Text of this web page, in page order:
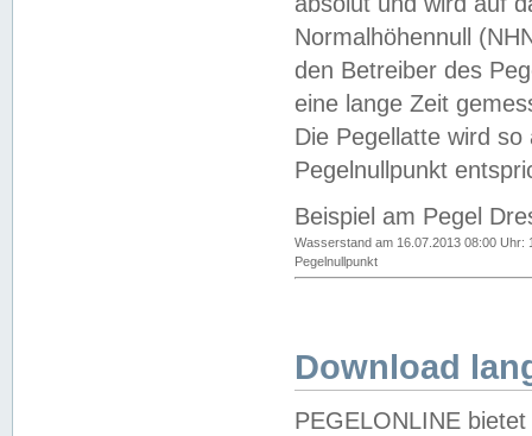
Normalhöhennull
den Betreiber des
eine lange Zeit
Die Pegellatte wird
Pegelnullpunkt
Beispiel am Pegel
Wasserstand am 16.07.2013 08:00 Uhr:
Pegelnullpunkt
Download
PEGELONLINE